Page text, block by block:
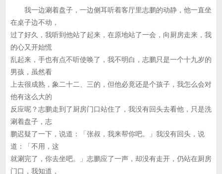
我一边涮着盘子，一边侧耳听着客厅里志鹏的动静，他一直坐
在桌子边不动，
过了好久，我听到他站了起来，在原地站了一会，向厨房走来，我
的心又开始慌
乱起来，手也有点不听使唤了，我不明白，志鹏只是一个十九岁的
男孩，虽然看
上去很成熟，象二十二、三的，但他必竟还是个孩子，我怎么会对
他有这么大的
反应呢？志鹏走到了厨房门口站住了，我没有回头去看他，只是洗
涮着盘子，志
鹏迟疑了一下，说道：「张叔，我来帮你吧。」我没有回头，说
道：「不用，这
就涮完了，你去坐吧。」志鹏应了一声，却没有走开，仍站在厨房
门口，我知道，